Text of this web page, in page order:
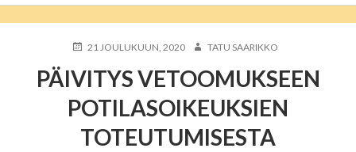
JULKAISTU
21 JOULUKUUN, 2020 KIRJOITTAJA
TATU SAARIKKO
PÄIVITYS VETOOMUKSEEN
POTILASOIKEUKSIEN
TOTEUTUMISESTA